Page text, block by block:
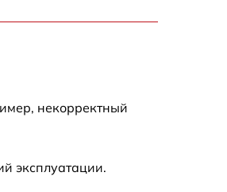
некорректный
эксплуатации.